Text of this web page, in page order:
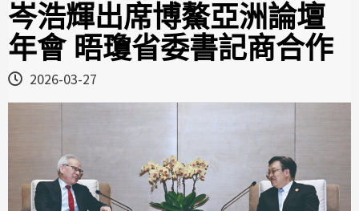
岑浩輝出席博鰲亞洲論壇
年會 晤瓊省委書記商合作
2026-03-27